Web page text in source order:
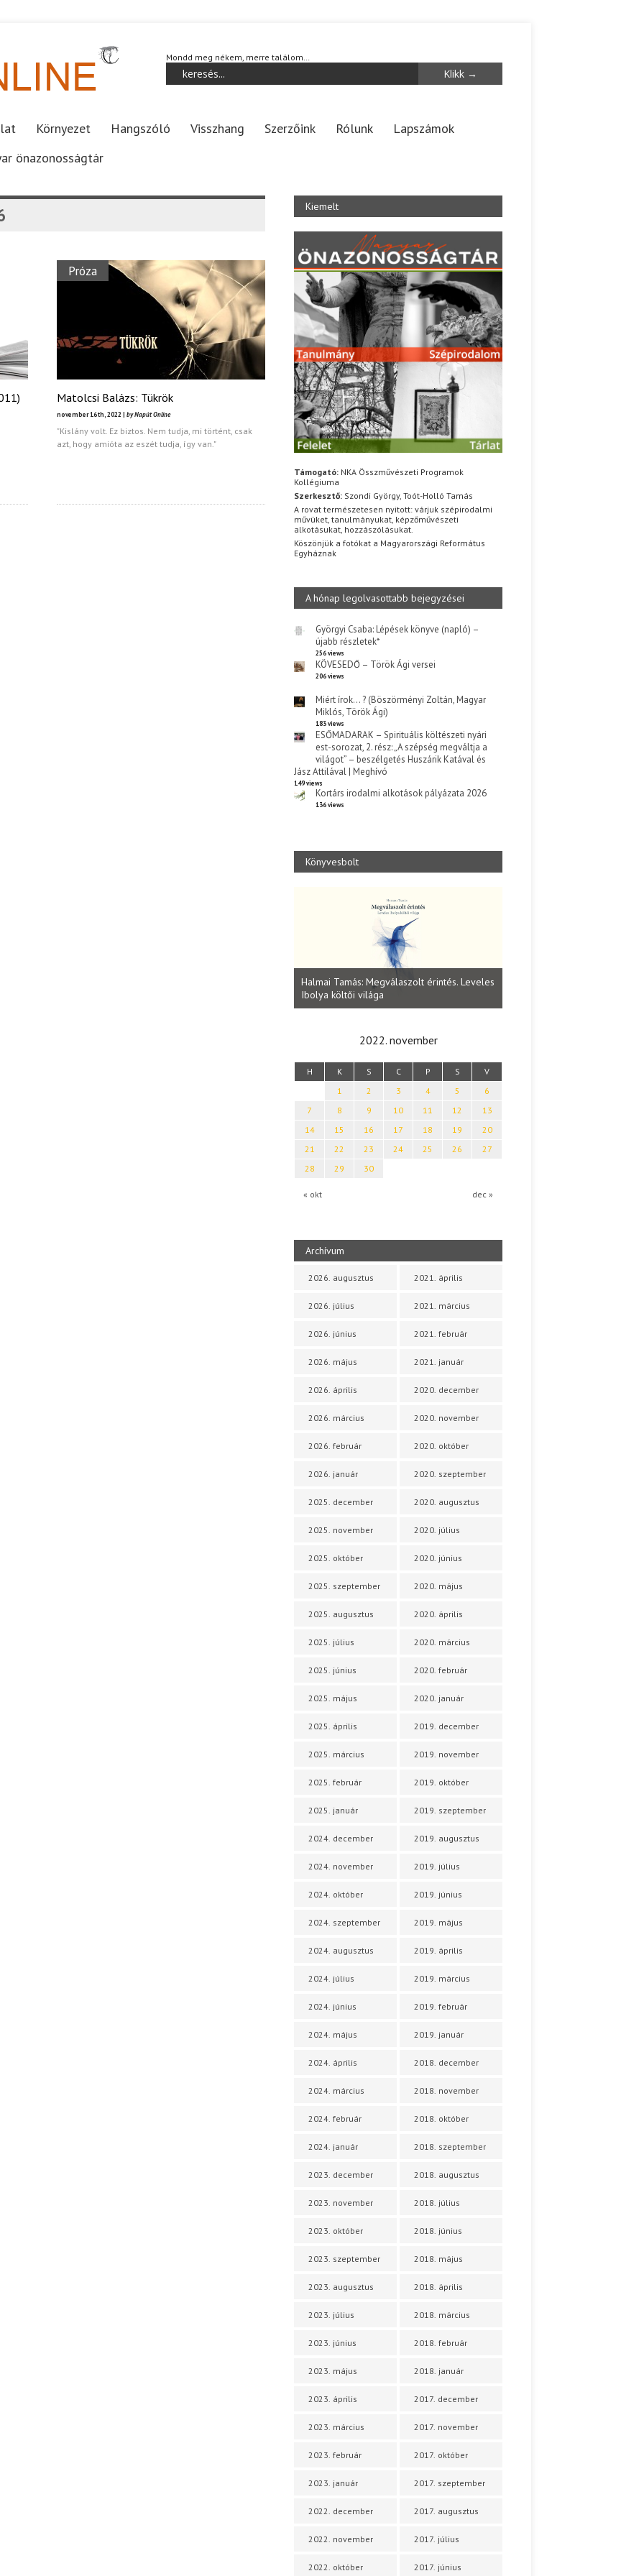
Mondd meg nékem, merre találom…
Környezet Hangszóló Visszhang Szerzőink Rólunk
Lapszámok
önazonosságtár
Próza
Matolcsi Balázs: Tükrök
november 16th, 2022 | by Napút Online
"Kislány volt. Ez biztos. Nem tudja, mi történt, csak
azt, hogy amióta az eszét tudja, így van."
Kiemelt
Támogató: NKA Összművészeti Programok
Kollégiuma
Szerkesztő: Szondi György, Toót-Holló Tamás
A rovat természetesen nyitott: várjuk szépirodalmi
művüket, tanulmányukat, képzőművészeti
alkotásukat, hozzászólásukat.
Köszönjük a fotókat a Magyarországi Református
Egyháznak
A hónap legolvasottabb bejegyzései
Györgyi Csaba: Lépések könyve (napló) –
újabb részletek*
256 views
KÖVESEDŐ – Török Ági versei
206 views
Miért írok… ? (Böszörményi Zoltán, Magyar
Miklós, Török Ági)
183 views
ESŐMADARAK – Spirituális költészeti nyári
est-sorozat, 2. rész: „A szépség megváltja a
világot” – beszélgetés Huszárik Katával és
Jász Attilával | Meghívó
149 views
Kortárs irodalmi alkotások pályázata 2026
136 views
Könyvesbolt
Halmai Tamás: Megválaszolt érintés. Leveles
Ibolya költői világa
2022. november
H K S C P S V
« okt dec »
1 2 3 4 5
6
7
8 9 10 11 12
13
14
15 16 17 18 19
20
21
22 23 24 25 26
27
28
29 30
Archívum
2026. augusztus
2026. július
2026. június
2026. május
2026. április
2026. március
2026. február
2026. január
2025. december
2025. november
2025. október
2025. szeptember
2025. augusztus
2025. július
2025. június
2025. május
2025. április
2025. március
2025. február
2025. január
2024. december
2024. november
2024. október
2024. szeptember
2024. augusztus
2024. július
2024. június
2024. május
2024. április
2024. március
2024. február
2024. január
2023. december
2023. november
2023. október
2023. szeptember
2023. augusztus
2023. július
2023. június
2023. május
2023. április
2023. március
2023. február
2023. január
2022. december
2022. november
2022. október
2021. április
2021. március
2021. február
2021. január
2020. december
2020. november
2020. október
2020. szeptember
2020. augusztus
2020. július
2020. június
2020. május
2020. április
2020. március
2020. február
2020. január
2019. december
2019. november
2019. október
2019. szeptember
2019. augusztus
2019. július
2019. június
2019. május
2019. április
2019. március
2019. február
2019. január
2018. december
2018. november
2018. október
2018. szeptember
2018. augusztus
2018. július
2018. június
2018. május
2018. április
2018. március
2018. február
2018. január
2017. december
2017. november
2017. október
2017. szeptember
2017. augusztus
2017. július
2017. június